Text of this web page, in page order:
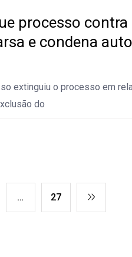
processo contra
e condena
extinguiu o processo em
do
… 27